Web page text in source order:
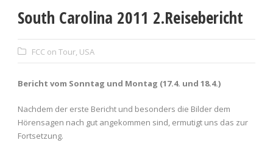
South Carolina 2011 2.Reisebericht
FCC on Tour, USA
Bericht vom Sonntag und Montag (17.4. und 18.4.)
Nachdem der erste Bericht und besonders die Bilder dem
Hörensagen nach gut angekommen sind, ermutigt uns das zur
Fortsetzung.